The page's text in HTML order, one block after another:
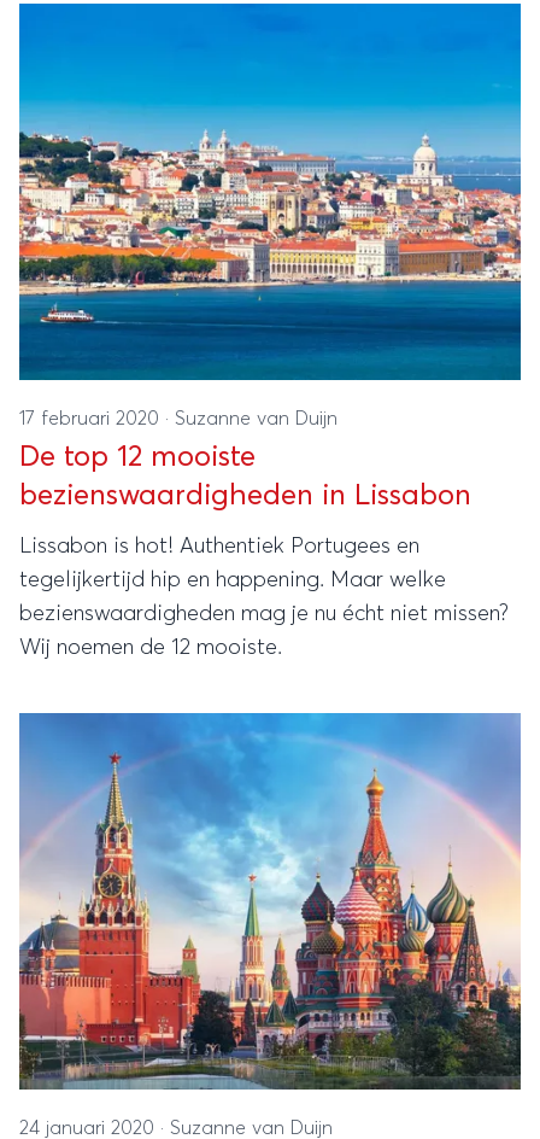
17 februari 2020 · Suzanne van Duijn
De top 12 mooiste
bezienswaardigheden in Lissabon
Lissabon is hot! Authentiek Portugees en
tegelijkertijd hip en happening. Maar welke
bezienswaardigheden mag je nu écht niet missen?
Wij noemen de 12 mooiste.
24 januari 2020 · Suzanne van Duijn